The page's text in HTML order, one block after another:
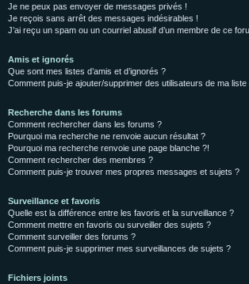
Je ne peux pas envoyer de messages privés !
Je reçois sans arrêt des messages indésirables !
J’ai reçu un spam ou un courriel abusif d’un membre de ce
Amis et ignorés
Que sont mes listes d’amis et d’ignorés ?
Comment puis-je ajouter/supprimer des utilisateurs de ma liste
Recherche dans les forums
Comment rechercher dans les forums ?
Pourquoi ma recherche ne renvoie aucun résultat ?
Pourquoi ma recherche renvoie une page blanche ?!
Comment rechercher des membres ?
Comment puis-je trouver mes propres messages et sujets ?
Surveillance et favoris
Quelle est la différence entre les favoris et la surveillance ?
Comment mettre en favoris ou surveiller des sujets ?
Comment surveiller des forums ?
Comment puis-je supprimer mes surveillances de sujets ?
Fichiers joints